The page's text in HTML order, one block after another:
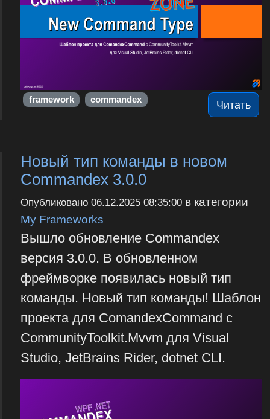
Читать
framework commandex
Новый тип команды в новом
Commandex 3.0.0
Опубликовано 06.12.2025 08:35:00в категории
My Frameworks
Вышло обновление Commandex
версия 3.0.0. В обновленном
фреймворке появилась новый тип
команды. Новый тип команды! Шаблон
проекта для ComandexCommand с
CommunityToolkit.Mvvm для Visual
Studio, JetBrains Rider, dotnet CLI.